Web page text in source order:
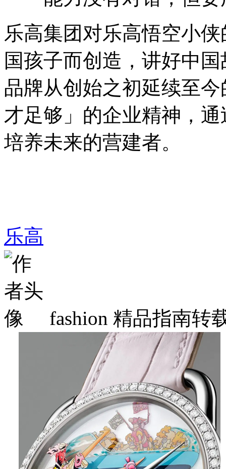
乐高集团对乐高悟空小
国孩子而创造，讲好中
品牌从创始之初延续至
才足够」的企业精神，
培养未来的营建者。
乐高
fashion 精品指南转